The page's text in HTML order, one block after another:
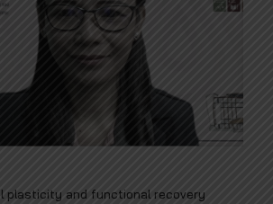
plasticity and functional recovery